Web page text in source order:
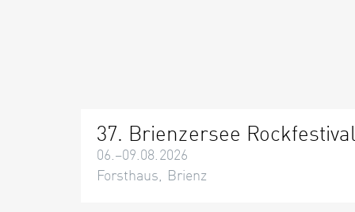
37. Brienzersee Rockfestival
06.–09.08.2026
Forsthaus, Brienz